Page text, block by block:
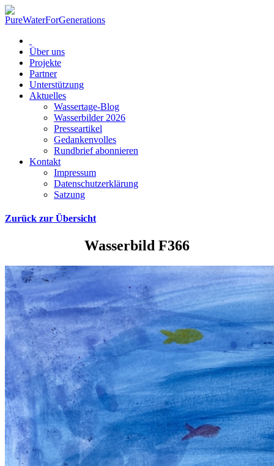
Über uns
Projekte
Partner
Unterstützung
Aktuelles
Wassertage-Blog
Wasserbilder 2026
Presseartikel
Gedankenvolles
Rundbrief abonnieren
Kontakt
Impressum
Datenschutzerklärung
Satzung
Zurück zur Übersicht
Wasserbild F366